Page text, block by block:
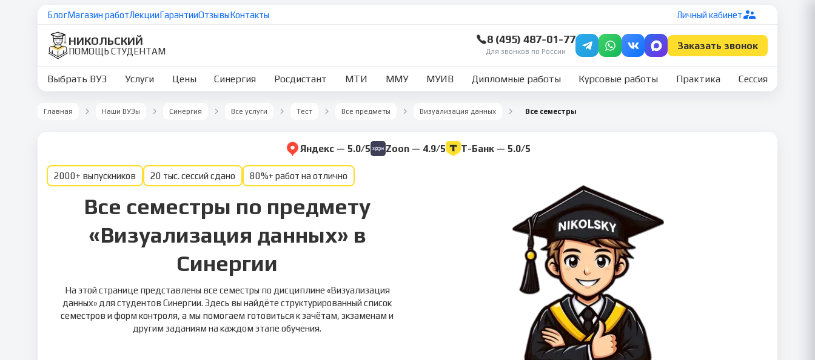
БлогМагазин работЛекцииГарантииОтзывыКонтакты Личный кабинет
НИКОЛЬСКИЙ
ПОМОЩЬ СТУДЕНТАМ
8 (495) 487-01-77
Для звонков по России
Заказать звонок
Выбрать ВУЗ Услуги Цены Синергия Росдистант МТИ ММУ МУИВ Дипломные работы Курсовые работы Практика Сессия
Главная Наши ВУЗы Синергия Все услуги Тест Все предметы Визуализация данных Все семестры
Яндекс — 5.0/5 Zoon — 4.9/5 Т-Банк — 5.0/5
2000+ выпускников 20 тыс. сессий сдано 80%+ работ на отлично
Все семестры по предмету
«Визуализация данных» в
Синергии
На этой странице представлены все семестры по дисциплине «Визуализация
данных» для студентов Синергии. Здесь вы найдёте структурированный список
семестров и форм контроля, а мы помогаем готовиться к зачётам, экзаменам и
другим заданиям на каждом этапе обучения.